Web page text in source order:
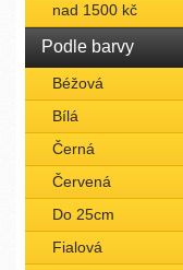
nad 1500 kč
Podle barvy
Béžová
Bílá
Černá
Červená
Do 25cm
Fialová